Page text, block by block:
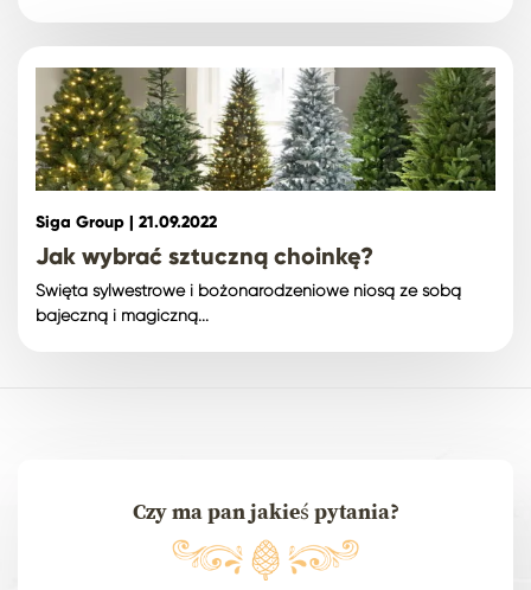
Siga Group | 21.09.2022
Jak wybrać sztuczną choinkę?
Święta sylwestrowe i bożonarodzeniowe niosą ze sobą
bajeczną i magiczną...
Czy ma pan jakieś pytania?